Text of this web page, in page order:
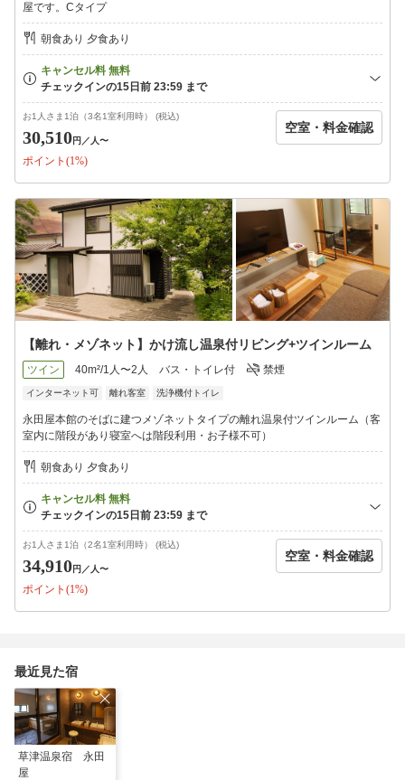
屋です。Cタイプ
朝食あり 夕食あり
お1人さま1泊（3名1室利用時） (税込)
30,510円 ／人〜
ポイント(1%)
空室・料金確認
【離れ・メゾネット】かけ流し温泉付リビング+ツインルーム
ツイン 40m²/1人〜2人 バス・トイレ付 禁煙
インターネット可 離れ客室 洗浄機付トイレ
永田屋本館のそばに建つメゾネットタイプの離れ温泉付ツインルーム（客
室内に階段があり寝室へは階段利用・お子様不可）
朝食あり 夕食あり
お1人さま1泊（2名1室利用時） (税込)
34,910円 ／人〜
ポイント(1%)
空室・料金確認
最近見た宿
草津温泉宿 永田
屋